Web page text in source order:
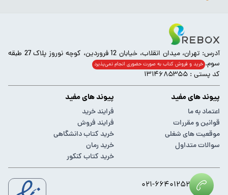
آدرس: تهران، میدان انقلاب، خیابان 12 فروردین، کوچه نوروز پلاک 27 طبقه
سوم. خرید و فروش کتاب به صورت حضوری انجام‌ نمی‌پذیرد
کد پستی : ۱۳۱۴۶۸۵۳۵۵
پیوند های مفید
اعتماد به ما
قوانین و مقررات
موقعیت های شغلی
سوالات متداول
پیوند های مفید
فرایند خرید
فرایند فروش
خرید کتاب دانشگاهی
خرید رمان
خرید کتاب کنکور
۰۲۱-۶۶۴۰۱۲۵۲